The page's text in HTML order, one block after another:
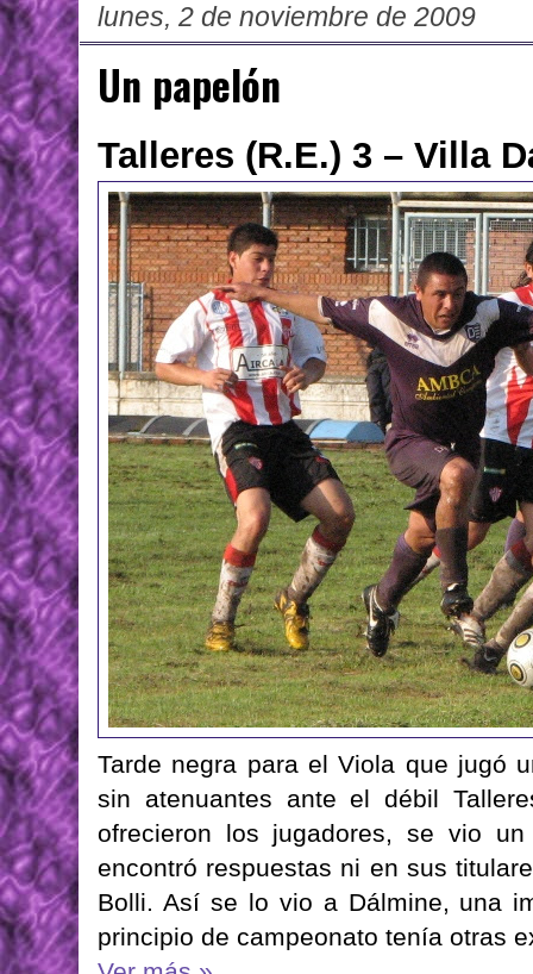
lunes, 2 de noviembre de 2009
Un papelón
Talleres (R.E.) 3 – Villa
Tarde negra para el Viola que jugó
sin atenuantes ante el débil
ofrecieron los jugadores, se vio
encontró respuestas ni en sus
Bolli. Así se lo vio a Dálmine, una
principio de campeonato tenía otras